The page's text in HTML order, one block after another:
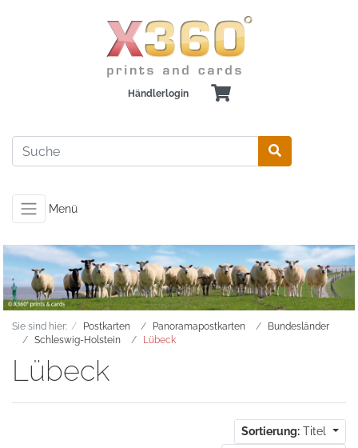
Händlerlogin
Menü
Sie sind hier: Postkarten Panoramapostkarten
Bundesländer
Schleswig-Holstein
Lübeck
Lübeck
Sortierung: Titel